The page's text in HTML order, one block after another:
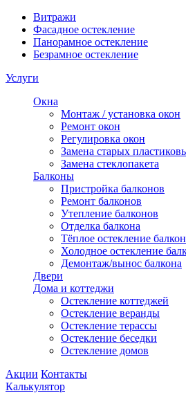
Витражи
Фасадное остекление
Панорамное остекление
Безрамное остекление
Услуги
Окна
Монтаж / установка окон
Ремонт окон
Регулировка окон
Замена старых
Замена стеклопакета
Балконы
Пристройка балконов
Ремонт балконов
Утепление балконов
Отделка балкона
Тёплое остекление
Холодное остекление
Демонтаж/вынос балкона
Двери
Дома и коттеджи
Остекление коттеджей
Остекление веранды
Остекление терассы
Остекление беседки
Остекление домов
Акции Контакты
Калькулятор